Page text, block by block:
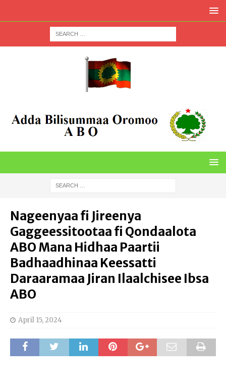
Nageenyaa fi Jireenya
Gaggeessitootaa fi Qondaalota
ABO Mana Hidhaa Paartii
Badhaadhinaa Keessatti
Daraaramaa Jiran Ilaalchisee Ibsa
ABO
April 15, 2024